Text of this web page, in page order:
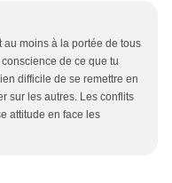
moins à la portée de tous
de ce que tu
difficile de se remettre en
sur les autres. Les conflits
attitude en face les